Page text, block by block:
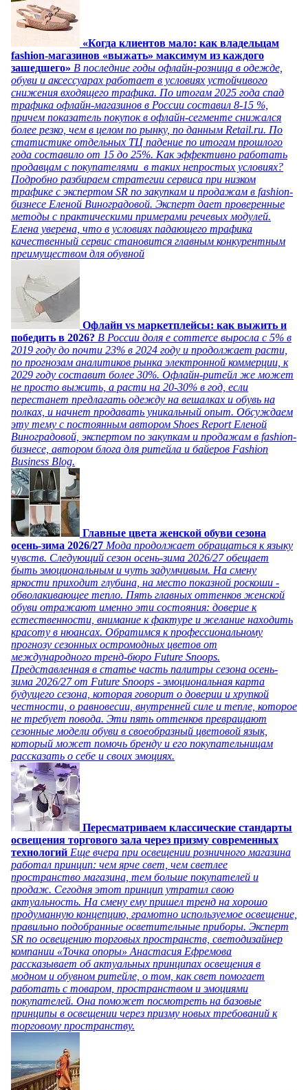
«Когда клиентов мало: как владельцам
fashion-магазинов «выжать» максимум из каждого
зашедшего» В последние годы офлайн-розница в одежде,
обуви и аксессуарах работает в условиях устойчивого
снижения входящего трафика. По итогам 2025 года спад
трафика офлайн-магазинов в России составил 8-15 %,
причем показатель покупок в офлайн-сегменте снижался
более резко, чем в целом по рынку, по данным Retail.ru. По
статистике отдельных ТЦ падение по итогам прошлого
года составило от 15 до 25%. Как эффективно работать
продавцам с покупателями в таких непростых условиях?
Подробно разбираем стратегии сервиса при низком
трафике с экспертом SR по закупкам и продажам в fashion-
бизнесе Еленой Виноградовой. Эксперт дает проверенные
методы с практическими примерами речевых модулей.
Елена уверена, что в условиях падающего трафика
качественный сервис становится главным конкурентным
преимуществом для обувной
Офлайн vs маркетплейсы: как выжить и
победить в 2026? В России доля e commerce выросла с 5% в
2019 году до почти 23% в 2024 году и продолжает расти,
по прогнозам аналитиков рынка электронной коммерции, к
2029 году составит более 30%. Офлайн-ритейл же может
не просто выжить, а расти на 20-30% в год, если
перестанет предлагать одежду на вешалках и обувь на
полках, и начнет продавать уникальный опыт. Обсуждаем
эту тему с постоянным автором Shoes Report Еленой
Виноградовой, экспертом по закупкам и продажам в fashion-
бизнесе, автором блога для ритейла и байеров Fashion
Business Blog.
Главные цвета женской обуви сезона
осень-зима 2026/27 Мода продолжает обращаться к языку
чувств. Следующий сезон осень-зима 2026/27 обещает
быть эмоциональным и чуть задумчивым. На смену
яркости приходит глубина, на место показной роскоши -
обволакивающее тепло. Пять главных оттенков женской
обуви отражают именно эти состояния: доверие к
естественности, внимание к фактуре и желание находить
красоту в нюансах. Обратимся к профессиональному
прогнозу сезонных остромодных цветов от
международного тренд-бюро Future Snoops.
Представленная в статье часть палитры сезона осень-
зима 2026/27 от Future Snoops - эмоциональная карта
будущего сезона, которая говорит о доверии и хрупкой
честности, о равновесии, внутренней силе и тепле, которое
не требует повода. Эти пять оттенков превращают
сезонные модели обуви в своеобразный цветовой язык,
который может помочь бренду и его покупательницам
рассказать о себе и своих эмоциях.
Пересматриваем классические стандарты
освещения торгового зала через призму современных
технологий Еще вчера при освещении розничного магазина
работал принцип: чем ярче свет, чем светлее
пространство магазина, тем больше покупателей и
продаж. Сегодня этот принцип утратил свою
актуальность. На смену ему пришел тренд на хорошо
продуманную концепцию, грамотно используемое освещение,
правильно подобранные осветительные приборы. Эксперт
SR по освещению торговых пространств, светодизайнер
компании «Точка опоры» Анастасия Ефремова
рассказывает об актуальных принципах освещения в
модном и обувном ритейле, о том, как свет помогает
работать с товаром, пространством и эмоциями
покупателей. Она поможет посмотреть на базовые
принципы в освещении через призму новых требований к
торговому пространству.